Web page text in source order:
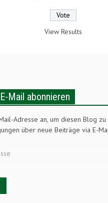
View Results
Mail abonnieren
Adresse an, um diesen Blog
über neue Beiträge via E-